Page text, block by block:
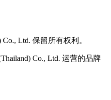
Co., Ltd. 保留所有权利。
Co., Ltd. 运营的品牌